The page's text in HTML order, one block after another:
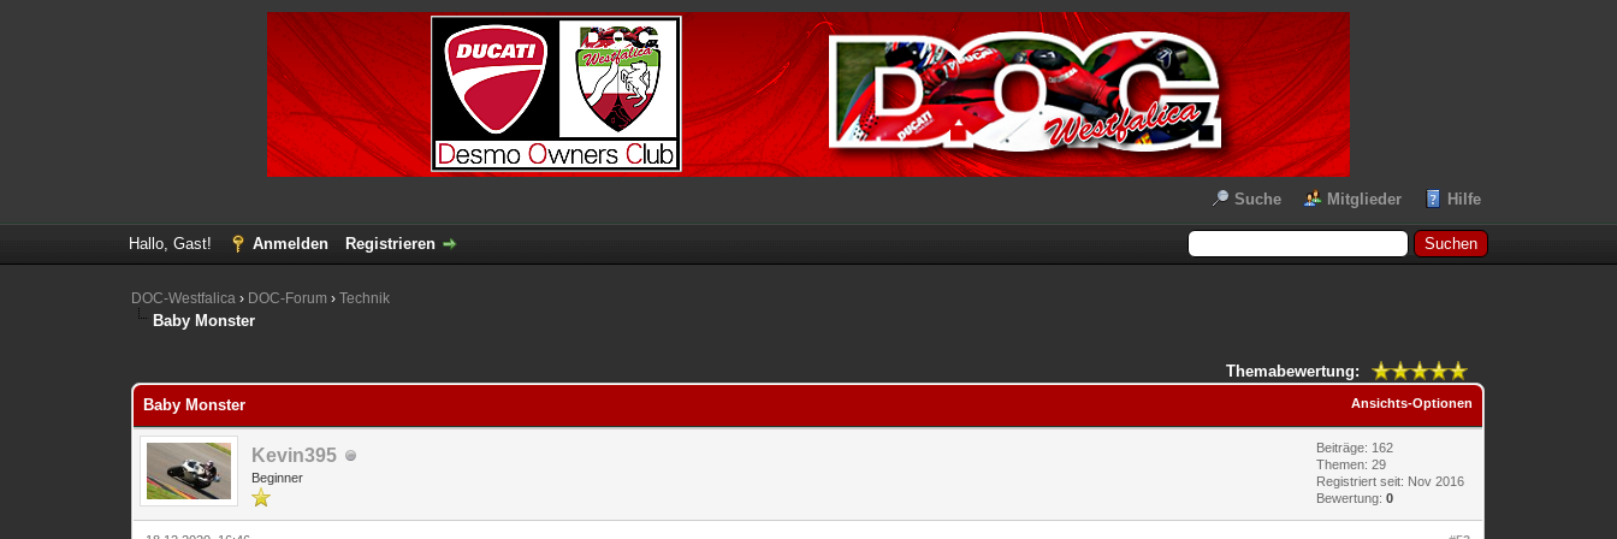
Suche Mitglieder Hilfe
Hallo, Gast! Anmelden Registrieren
DOC-Westfalica › DOC-Forum ›Technik
Baby Monster
Themabewertung:
Ansichts-Optionen
Baby Monster
Kevin395
Beginner
Beiträge: 162
Themen: 29
Registriert seit: Nov 2016
Bewertung:0